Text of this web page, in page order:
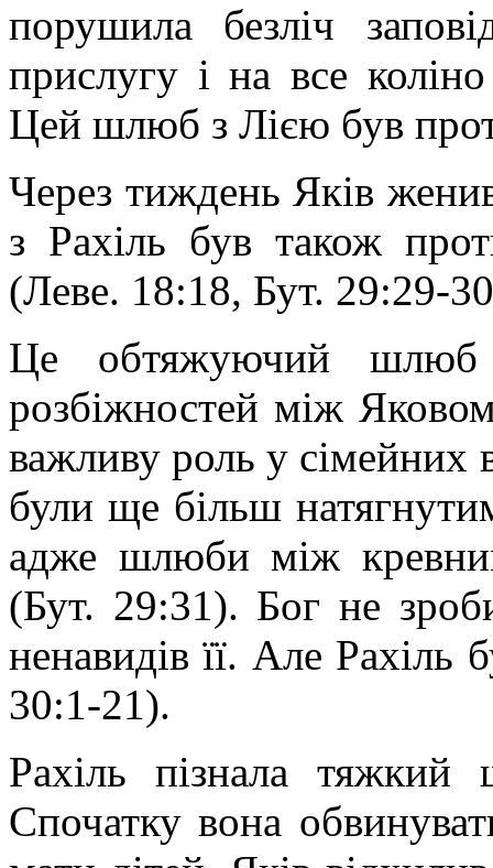
порушила безліч
прислугу і на все
Цей шлюб з Лією був
Через тиждень Яків
з Рахіль був також
(Леве. 18:18, Бут. 29:29-
Це обтяжуючий шлюб
розбіжностей між
важливу роль у сімейних
були ще більш
адже шлюби між
(Бут. 29:31). Бог не
ненавидів її. Але
30:1-21).
Рахіль пізнала
Спочатку вона